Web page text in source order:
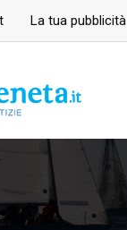
La tua pubblicità